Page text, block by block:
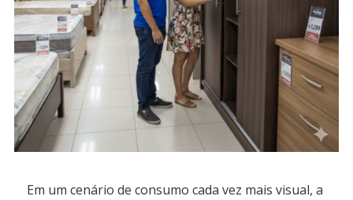
Em um cenário de consumo cada vez mais visual, a